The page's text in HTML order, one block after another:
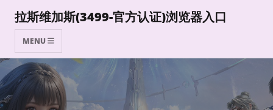
拉斯维加斯(3499-官方认证)浏览器入口
MENU